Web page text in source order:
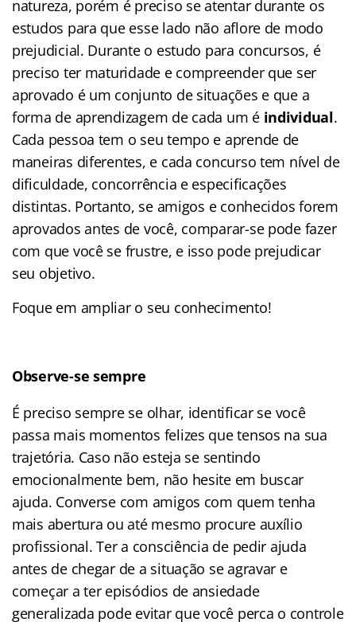
natureza, porém é preciso se atentar durante os
estudos para que esse lado não aflore de modo
prejudicial. Durante o estudo para concursos, é
preciso ter maturidade e compreender que ser
aprovado é um conjunto de situações e que a
forma de aprendizagem de cada um é individual.
Cada pessoa tem o seu tempo e aprende de
maneiras diferentes, e cada concurso tem nível de
dificuldade, concorrência e especificações
distintas. Portanto, se amigos e conhecidos forem
aprovados antes de você, comparar-se pode fazer
com que você se frustre, e isso pode prejudicar
seu objetivo.
Foque em ampliar o seu conhecimento!
Observe-se sempre
É preciso sempre se olhar, identificar se você
passa mais momentos felizes que tensos na sua
trajetória. Caso não esteja se sentindo
emocionalmente bem, não hesite em buscar
ajuda. Converse com amigos com quem tenha
mais abertura ou até mesmo procure auxílio
profissional. Ter a consciência de pedir ajuda
antes de chegar de a situação se agravar e
começar a ter episódios de ansiedade
generalizada pode evitar que você perca o controle